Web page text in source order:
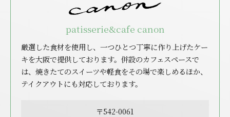
patisserie&cafe canon
厳選した食材を使用し、一つひとつ丁寧に作り上げたケー
キを大阪で提供しております。併設のカフェスペースで
は、焼きたてのスイーツや軽食をその場で楽しめるほか、
テイクアウトにも対応しております。
〒542-0061